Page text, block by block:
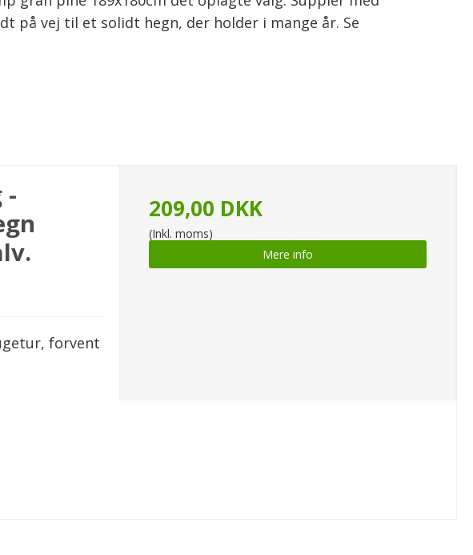
på vej til et solidt hegn, der holder i mange år. Se
-
forvent
209,00 DKK
(Inkl. moms)
Mere info